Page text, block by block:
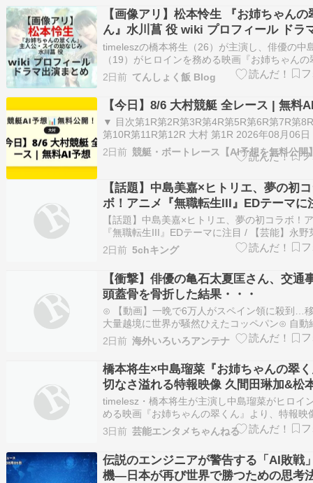
来韓しましたが野球も楽しみました』」パンコ
国人「日本の子どもたちの…
【画像アリ】松本怜生 『お姉ちゃんの
ん』水川菖 役 wiki プロフィール ドラ
まとめ
timeleszの橋本将生（26）が主演し、俳優の中
（19）がヒロインを務める映画『お姉ちゃんの
ん』（12月4日公開、木村真人監督）。 女子高
イ（中島瑠菜）が、姉の恋人・翠（橋本将生）
な優しさに触れる中で、次第に恋心を抱いてい
描く。 主人公・スイの幼…
2日前 てんしょく飯 Blog
【今日】8/6 大村競艇 全レース | 無料
▼ 目次第1R第2R第3R第4R第5R第6R第7R第
第10R第11R第12R 大村 第1R 2026年08月06日
ード24（大村） / 第1R 電話投票締切予定:
----------------------- ◎ 5号艇 中嶋誠一 …
2日前 競艇・ボートレース【AI予想を無料公開
【話題】中島美嘉×ヒトリエ、夢の初
ボ！アニメ『無職転生III』EDテーマに
【話題】中島美嘉×ヒトリエ、夢の初コラボ！
『無職転生III』EDテーマに注目 / 【芸能】永野
郁、"5500円"写真集1位＆主演映画Netflix1位が
た"分厚い支持" / 【ブログ運営者向け】無料
ツール / 『逃げ上手の若君』2期の続きは何巻
作完…
2日前 5chキング
【衝撃】俳優の亀石太夏匡さん、交通
頭蓋骨を骨折した結果・・・
⊙ 【動画】一晩で6万人がスペイン領に殺到…
大量越境に世界が騒然ひえたコッペパン⊙ 自動
を自販機みたいに揺さぶる猫「悪知恵にかけて
才」【海外の反応】QQQ(海外の反応)⊙ 左翼「
揚は移民差別！禁止しろ！！」イギリス各地で
揚を巡る議論が紛糾…対立深まる[…
2日前 海外いろいろアンテナ
橋本将生×中島瑠菜『お姉ちゃんの翠
切なさ溢れる特報映像 久間田琳加&松
の出演も解禁
timelesz・橋本将生が主演し中島瑠菜がヒロイ
める映画『お姉ちゃんの翠くん』より、特報映
スタービジュアルが解禁。あわせて久間田琳加
怜生ら新キャストも解禁された。 続きを読む
将生 中島瑠菜 映画 久間田琳加 映画
3日前 芸能エンタメちゃんねる
伝説のエンジニアが警告する「AI敗戦
機—日本が再び世界で勝つための思考